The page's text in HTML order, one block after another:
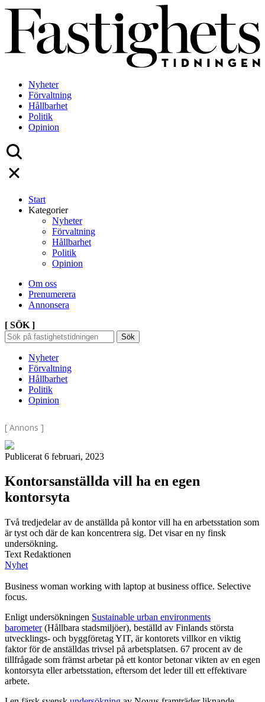
Skip
content
Nyheter
Förvaltning
Hållbarhet
Politik
Opinion
Start
Kategorier
Nyheter
Förvaltning
Hållbarhet
Politik
Opinion
Om oss
Prenumerera
Annonsera
[ SÖK ]
Sök
efter:
Sök
Sök
Nyheter
Förvaltning
Hållbarhet
Politik
Opinion
[ Annons ]
Publicerat 6 februari, 2023
Kontorsanställda vill ha en egen
kontorsyta
Två tredjedelar av de anställda på kontor vill ha en arbetsstation som
är tyst och där de kan koncentrera sig. Det visar en ny finsk
undersökning.
Text Redaktionen
Nyhet
Business woman working with laptop at business office. Selective
focus.
Enligt undersökningen Sustainable urban environments
barometer(Hållbara stadsmiljöer), beställd av Finlands största
utvecklings- och byggföretag YIT, är kontorets villkor en viktig
faktor för de anställdas trivsel på arbetsplatsen. 67 procent av de
tillfrågade som främst arbetar på ett kontor betonar vikten av en egen
kontorsyta eller arbetsstation, eftersom det leder till ett effektivare
arbete.